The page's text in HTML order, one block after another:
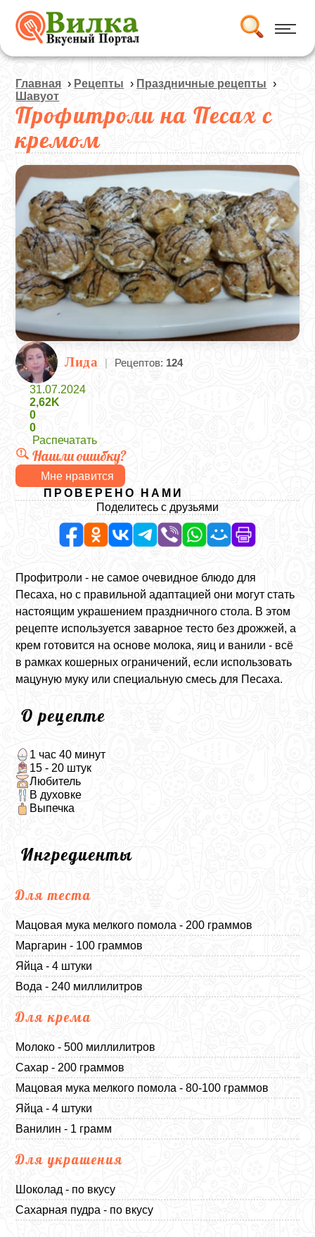
Главная › Рецепты › Праздничные рецепты ›
Шавуот
Профитроли на Песах с
кремом
Лида | Рецептов: 124
31.07.2024
2,62K
0
0
Распечатать
Нашли ошибку?
Мне нравится
ПРОВЕРЕНО НАМИ
Поделитесь с друзьями
Профитроли - не самое очевидное блюдо для
Песаха, но с правильной адаптацией они могут стать
настоящим украшением праздничного стола. В этом
рецепте используется заварное тесто без дрожжей, а
крем готовится на основе молока, яиц и ванили - всё
в рамках кошерных ограничений, если использовать
мацуную муку или специальную смесь для Песаха.
О рецепте
1 час 40 минут
15 - 20 штук
Любитель
В духовке
Выпечка
Ингредиенты
Для теста
Мацовая мука мелкого помола - 200 граммов
Маргарин - 100 граммов
Яйца - 4 штуки
Вода - 240 миллилитров
Для крема
Молоко - 500 миллилитров
Сахар - 200 граммов
Мацовая мука мелкого помола - 80-100 граммов
Яйца - 4 штуки
Ванилин - 1 грамм
Для украшения
Шоколад - по вкусу
Сахарная пудра - по вкусу